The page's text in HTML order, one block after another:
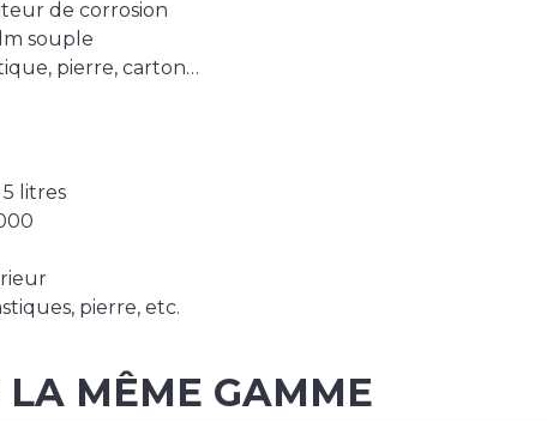
de corrosion
souple
pierre, carton…
litres
pierre, etc.
MÊME GAMME